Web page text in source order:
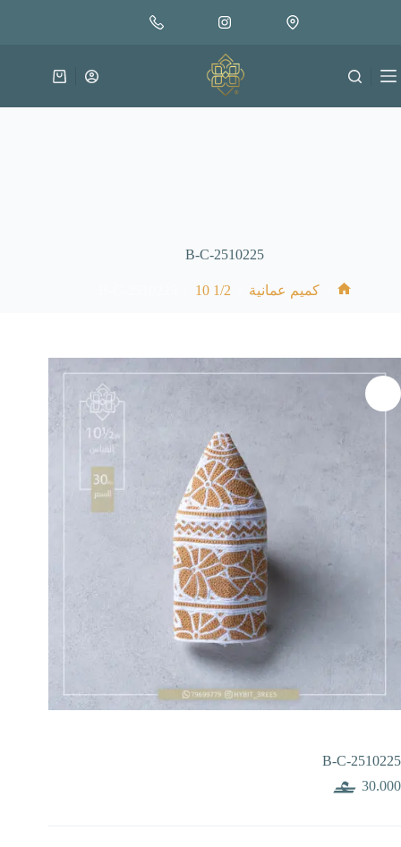
متوفر في المخزون
إضافة إلى السلة
عربة
B-C-2510225
كميم عمانية 1/2 10
B-C-2510225
30.000